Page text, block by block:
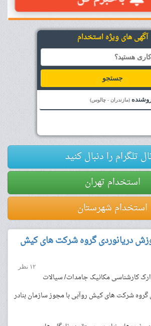
آگهی های ویژه استخدام
جستجو
(مازندران - چالوس)
تلگرام را دنبال کنید
استخدام تهران
استخدام شهرستان
دریانوردی گروه شرکت های کیش
۱۲ نظر
کارشناسی مکانیک جامدات/ سیالات
گروه شرکت های کیش روآبی با مجوز سازمان بنادر